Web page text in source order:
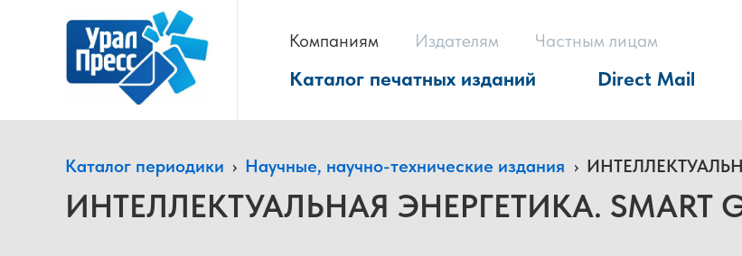
Компаниям Издателям Частным лицам
Каталог печатных изданий Direct Mail
Каталог периодики › Научные, научно-технические издания ›
ИНТЕЛЛЕКТУАЛЬНАЯ ЭНЕРГЕТИКА. SMART